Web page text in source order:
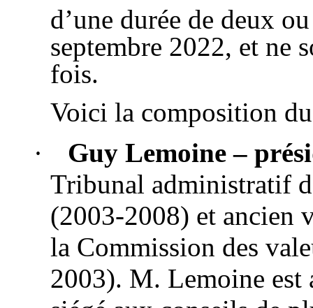
d’une durée de deux
septembre 2022, et ne
fois.
Voici la composition
·
Guy Lemoine –
Tribunal administratif
(2003-2008) et ancien
la Commission des
2003). M. Lemoine est